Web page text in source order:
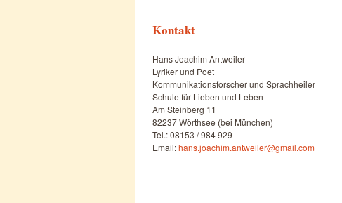
Kontakt
Hans Joachim Antweiler
Lyriker und Poet
Kommunikationsforscher und Sprachheiler
Schule für Lieben und Leben
Am Steinberg 11
82237 Wörthsee (bei München)
Tel.: 08153 / 984 929
Email:hans.joachim.antweiler@gmail.com